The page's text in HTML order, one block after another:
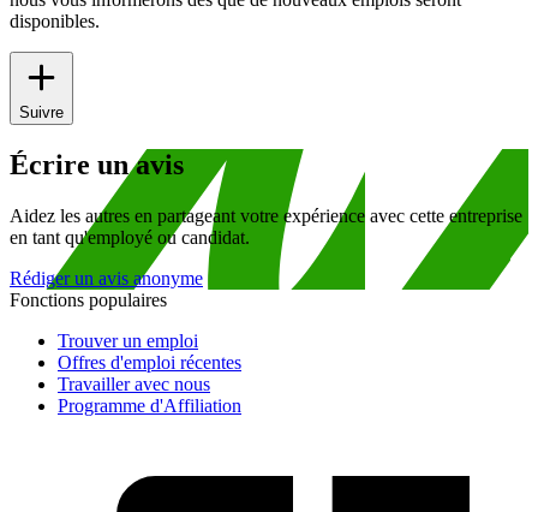
disponibles.
Suivre
Écrire un avis
Aidez les autres en partageant votre expérience avec cette entreprise
en tant qu'employé ou candidat.
Rédiger un avis anonyme
Fonctions populaires
Trouver un emploi
Offres d'emploi récentes
Travailler avec nous
Programme d'Affiliation